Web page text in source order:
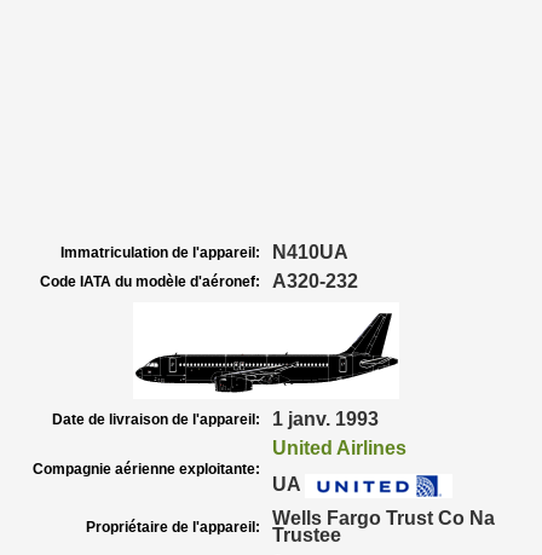
Immatriculation de l'appareil: N410UA
Code IATA du modèle d'aéronef: A320-232
Date de livraison de l'appareil: 1 janv. 1993
Compagnie aérienne exploitante:
United Airlines
UA
Propriétaire de l'appareil:
Wells Fargo Trust Co Na
Trustee